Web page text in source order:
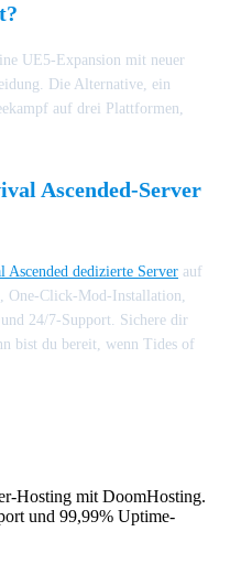
UE5-Expansion mit neuer
Die Alternative, ein
auf drei Plattformen,
Ascended-Server
dedizierte Server auf
One-Click-Mod-Installation,
24/7-Support. Sichere dir
bist du bereit, wenn Tides of
Hosting mit DoomHosting.
und 99,99% Uptime-